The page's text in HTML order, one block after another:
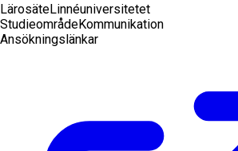
LärosäteLinnéuniversitetet
StudieområdeKommunikation
Ansökningslänkar